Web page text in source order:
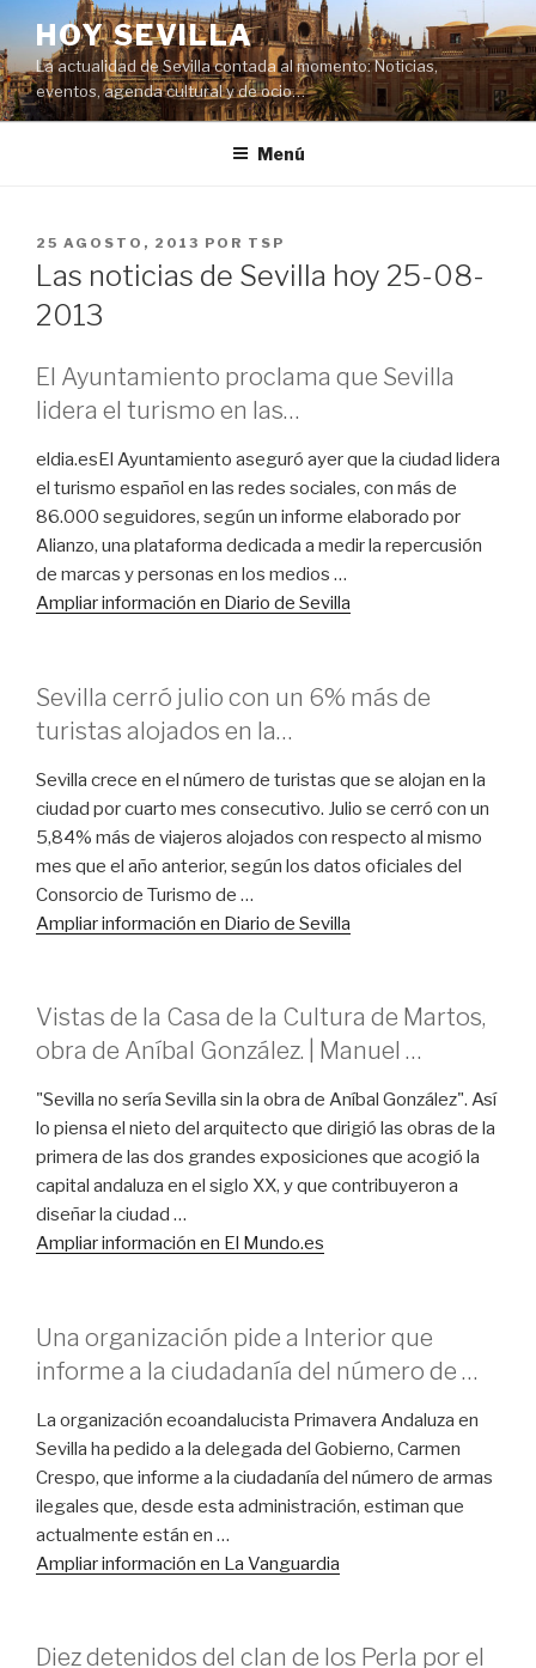
contenido
HOY SEVILLA
La actualidad de Sevilla contada al momento: Noticias,
eventos, agenda cultural y de ocio…
Menú
PUBLICADO
EL
25 AGOSTO, 2013 POR TSP
Las noticias de Sevilla hoy 25-08-
2013
El Ayuntamiento proclama que Sevilla
lidera el turismo en las…
eldia.esEl Ayuntamiento aseguró ayer que la ciudad lidera
el turismo español en las redes sociales, con más de
86.000 seguidores, según un informe elaborado por
Alianzo, una plataforma dedicada a medir la repercusión
de marcas y personas en los medios …
Ampliar información en Diario de Sevilla
Sevilla cerró julio con un 6% más de
turistas alojados en la…
Sevilla crece en el número de turistas que se alojan en la
ciudad por cuarto mes consecutivo. Julio se cerró con un
5,84% más de viajeros alojados con respecto al mismo
mes que el año anterior, según los datos oficiales del
Consorcio de Turismo de …
Ampliar información en Diario de Sevilla
Vistas de la Casa de la Cultura de Martos,
obra de Aníbal González. | Manuel …
"Sevilla no sería Sevilla sin la obra de Aníbal González". Así
lo piensa el nieto del arquitecto que dirigió las obras de la
primera de las dos grandes exposiciones que acogió la
capital andaluza en el siglo XX, y que contribuyeron a
diseñar la ciudad …
Ampliar información en El Mundo.es
Una organización pide a Interior que
informe a la ciudadanía del número de …
La organización ecoandalucista Primavera Andaluza en
Sevilla ha pedido a la delegada del Gobierno, Carmen
Crespo, que informe a la ciudadanía del número de armas
ilegales que, desde esta administración, estiman que
actualmente están en …
Ampliar información en La Vanguardia
Diez detenidos del clan de los Perla por el